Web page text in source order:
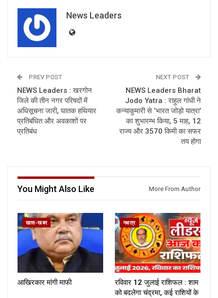
News Leaders
PREV POST
NEWS Leaders : खरगोन
जिले की तीन नगर परिषदों में
अधिसूचना जारी, घातक हथियार
प्रतिबंधित और अवकाशों पर
प्रतिबंध
NEXT POST
NEWS Leaders Bharat
Jodo Yatra : राहुल गांधी ने
कन्याकुमारी से ‘भारत जोड़ो यात्रा’
का शुभारम्भ किया, 5 माह, 12
राज्य और 3570 किमी का सफर
तय होगा
You Might Also Like More From Author
खास-खबर
आखिरकार मांगी माफी
नक्षत्र
रविवार 12 जुलाई राशिफल : शाम
को बदलेगा चंद्रमा, कई राशियों के